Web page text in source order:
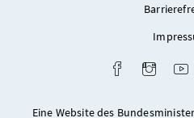
Facebook
Eine Website des